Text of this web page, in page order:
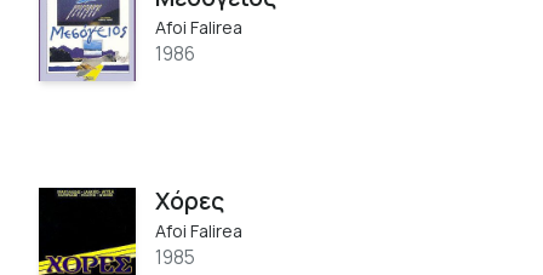
Afoi Falirea
1986
Χόρες
Afoi Falirea
1985